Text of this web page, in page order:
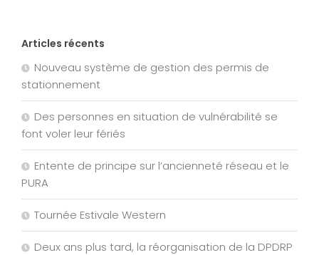
Articles récents
Nouveau système de gestion des permis de
stationnement
Des personnes en situation de vulnérabilité se
font voler leur fériés
Entente de principe sur l’ancienneté réseau et le
PURA
Tournée Estivale Western
Deux ans plus tard, la réorganisation de la DPDRP